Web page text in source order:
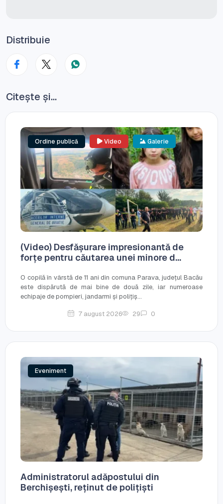
Distribuie
Citește și...
Ordine publică Video Galerie
(Video) Desfășurare impresionantă de
forțe pentru căutarea unei minore d...
O copilă în vârstă de 11 ani din comuna Parava, județul Bacău
este dispărută de mai bine de două zile, iar numeroase
echipaje de pompieri, jandarmi și polițiș...
7 august 2026 29 0
Eveniment
Administratorul adăpostului din
Berchișești, reținut de polițiști